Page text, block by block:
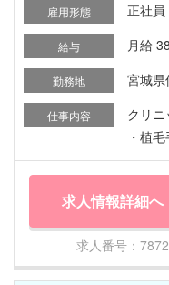
雇用形態 正社員
給与 月給
勤務地 宮城
仕事内容
クリ
・植
求人情報詳細へ
求人番号：